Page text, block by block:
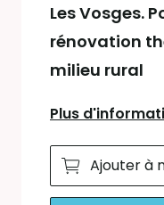
Les Vosges.
rénovation
milieu rural
Plus
Ajouter à